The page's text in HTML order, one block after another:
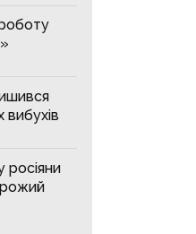
вибухів
росіяни